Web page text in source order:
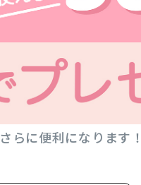
らに便利になります！